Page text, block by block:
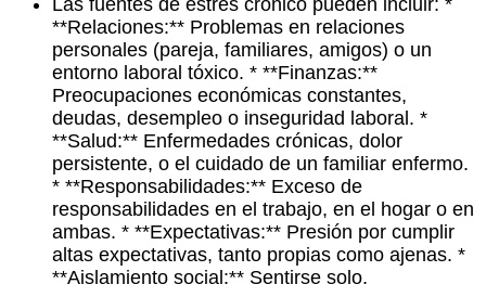
Las fuentes de estrés crónico pueden incluir: *
**Relaciones:** Problemas en relaciones
personales (pareja, familiares, amigos) o un
entorno laboral tóxico. * **Finanzas:**
Preocupaciones económicas constantes,
deudas, desempleo o inseguridad laboral. *
**Salud:** Enfermedades crónicas, dolor
persistente, o el cuidado de un familiar enfermo.
* **Responsabilidades:** Exceso de
responsabilidades en el trabajo, en el hogar o en
ambas. * **Expectativas:** Presión por cumplir
altas expectativas, tanto propias como ajenas. *
**Aislamiento social:** Sentirse solo,